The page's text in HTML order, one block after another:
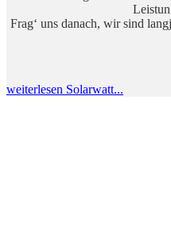
Frag‘ uns danach, wir sind
weiterlesen Solarwatt...